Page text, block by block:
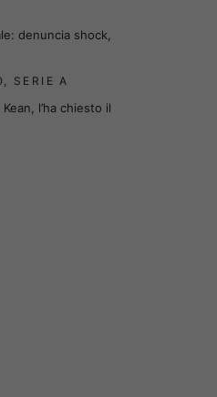
denuncia shock,
, SERIE A
l’ha chiesto il